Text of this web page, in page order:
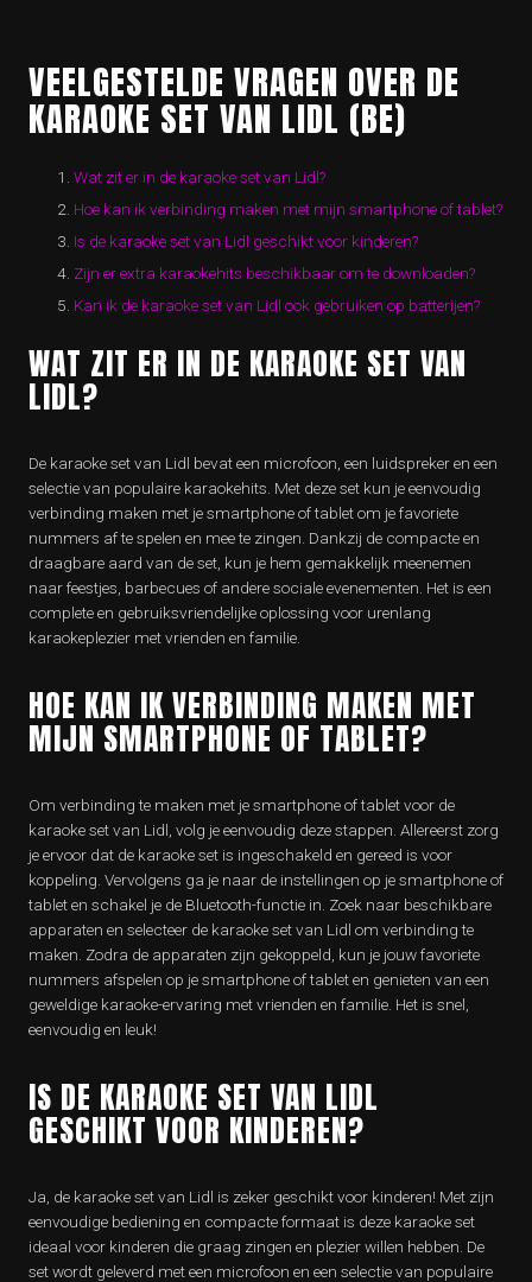
VEELGESTELDE VRAGEN OVER DE
KARAOKE SET VAN LIDL (BE)
Wat zit er in de karaoke set van Lidl?
Hoe kan ik verbinding maken met mijn smartphone of tablet?
Is de karaoke set van Lidl geschikt voor kinderen?
Zijn er extra karaokehits beschikbaar om te downloaden?
Kan ik de karaoke set van Lidl ook gebruiken op batterijen?
WAT ZIT ER IN DE KARAOKE SET VAN
LIDL?
De karaoke set van Lidl bevat een microfoon, een luidspreker en een
selectie van populaire karaokehits. Met deze set kun je eenvoudig
verbinding maken met je smartphone of tablet om je favoriete
nummers af te spelen en mee te zingen. Dankzij de compacte en
draagbare aard van de set, kun je hem gemakkelijk meenemen
naar feestjes, barbecues of andere sociale evenementen. Het is een
complete en gebruiksvriendelijke oplossing voor urenlang
karaokeplezier met vrienden en familie.
HOE KAN IK VERBINDING MAKEN MET
MIJN SMARTPHONE OF TABLET?
Om verbinding te maken met je smartphone of tablet voor de
karaoke set van Lidl, volg je eenvoudig deze stappen. Allereerst zorg
je ervoor dat de karaoke set is ingeschakeld en gereed is voor
koppeling. Vervolgens ga je naar de instellingen op je smartphone of
tablet en schakel je de Bluetooth-functie in. Zoek naar beschikbare
apparaten en selecteer de karaoke set van Lidl om verbinding te
maken. Zodra de apparaten zijn gekoppeld, kun je jouw favoriete
nummers afspelen op je smartphone of tablet en genieten van een
geweldige karaoke-ervaring met vrienden en familie. Het is snel,
eenvoudig en leuk!
IS DE KARAOKE SET VAN LIDL
GESCHIKT VOOR KINDEREN?
Ja, de karaoke set van Lidl is zeker geschikt voor kinderen! Met zijn
eenvoudige bediening en compacte formaat is deze karaoke set
ideaal voor kinderen die graag zingen en plezier willen hebben. De
set wordt geleverd met een microfoon en een selectie van populaire